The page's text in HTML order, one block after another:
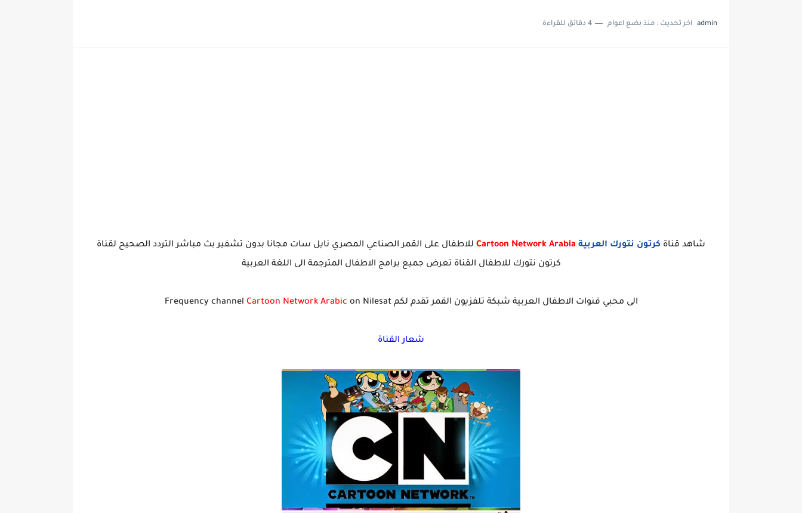
admin اخر تحديث : منذ بضع اعوام 4 دقائق للقراءة
شاهد قناة كرتون نتورك العربية Cartoon Network Arabia للاطفال على القمر الصناعي المصري نايل سات مجانا بدون تشفير بث مباشر التردد الصحيح لقناة
كرتون نتورك للاطفال القناة تعرض جميع برامج الاطفال المترجمة الى اللغة العربية
الى محبي قنوات الاطفال العربية شبكة تلفزيون القمر تقدم لكم Frequency channel Cartoon Network Arabic on Nilesat
شعار القناة